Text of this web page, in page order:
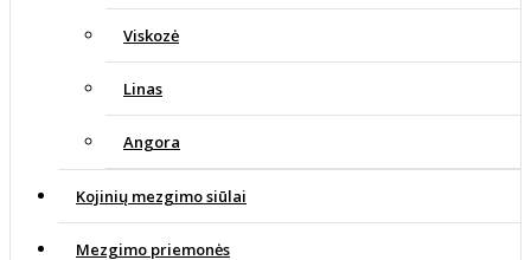
Viskozė
Linas
Angora
Kojinių mezgimo siūlai
Mezgimo priemonės